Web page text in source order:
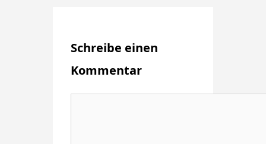
Schreibe einen
Kommentar